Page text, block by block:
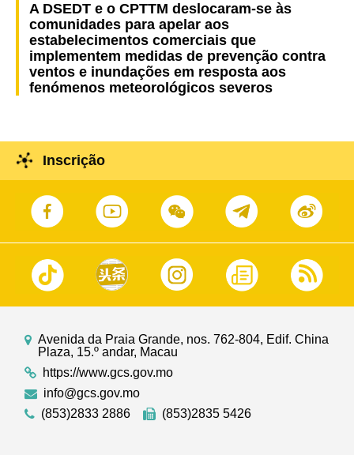
A DSEDT e o CPTTM deslocaram-se às
comunidades para apelar aos
estabelecimentos comerciais que
implementem medidas de prevenção contra
ventos e inundações em resposta aos
fenómenos meteorológicos severos
Inscrição
Avenida da Praia Grande, nos. 762-804, Edif. China
Plaza, 15.º andar, Macau
https://www.gcs.gov.mo
info@gcs.gov.mo
(853)2833 2886
(853)2835 5426